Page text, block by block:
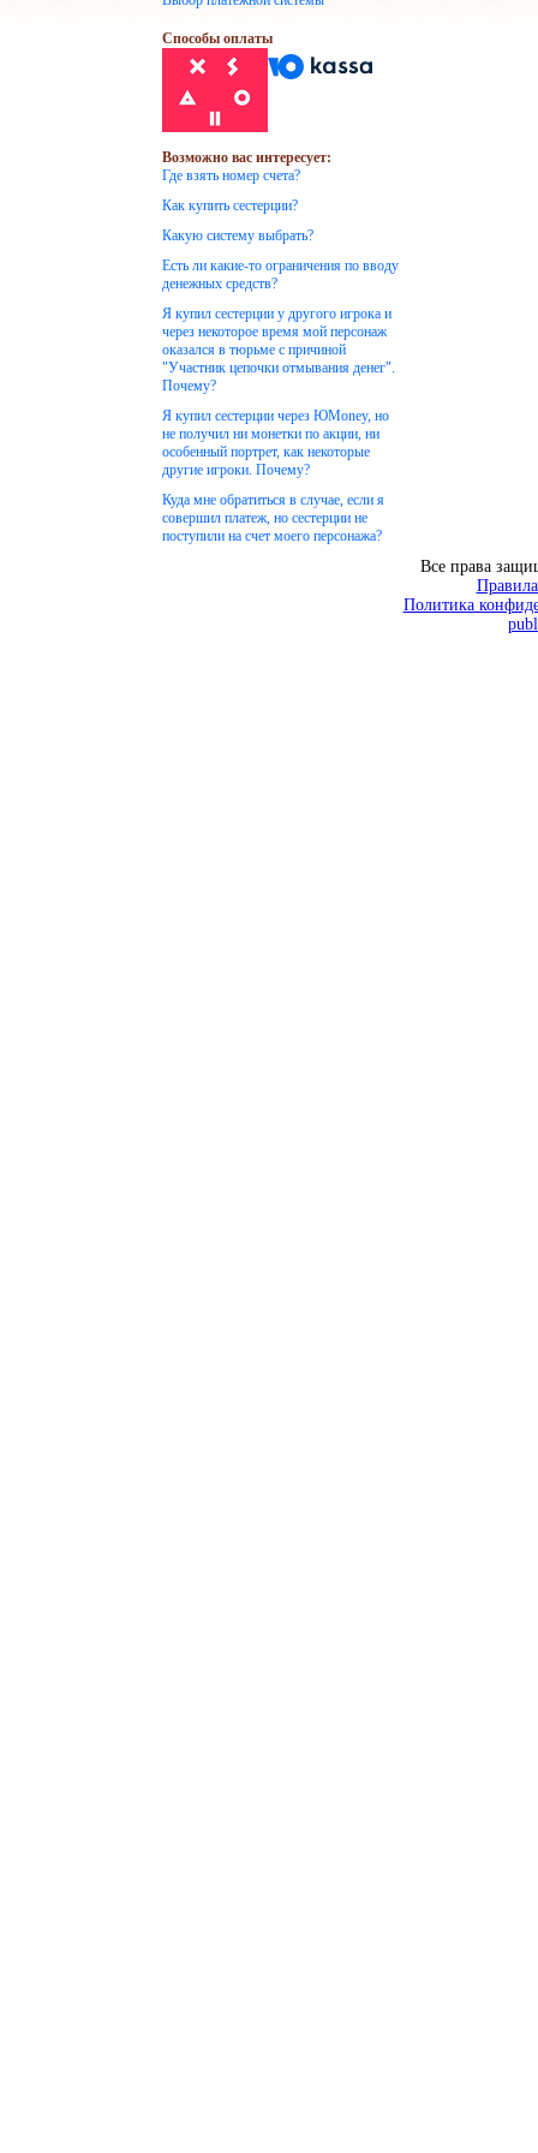
Способы оплаты
Возможно вас интересует:
Где взять номер счета?
Как купить сестерции?
Какую систему выбрать?
Есть ли какие-то ограничения по вводу
денежных средств?
Я купил сестерции у другого игрока и
через некоторое время мой персонаж
оказался в тюрьме с причиной
"Участник цепочки отмывания денег".
Почему?
Я купил сестерции через ЮMoney, но
не получил ни монетки по акции, ни
особенный портрет, как некоторые
другие игроки. Почему?
Куда мне обратиться в случае, если я
совершил платеж, но сестерции не
поступили на счет моего персонажа?
Все права
Политика